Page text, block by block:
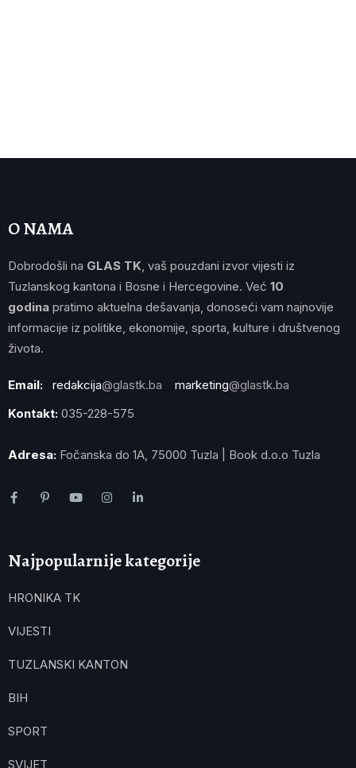
O NAMA
Dobrodošli na GLAS TK , vaš pouzdani izvor vijesti iz
Tuzlanskog kantona i Bosne i Hercegovine. Već 10
godina pratimo aktuelna dešavanja, donoseći vam najnovije
informacije iz politike, ekonomije, sporta, kulture i društvenog
života.
Email: redakcija@glastk.ba marketing@glastk.ba
Kontakt: 035-228-575
Adresa: Fočanska do 1A, 75000 Tuzla | Book d.o.o Tuzla
Najpopularnije kategorije
HRONIKA TK
VIJESTI
TUZLANSKI KANTON
BIH
SPORT
SVIJET